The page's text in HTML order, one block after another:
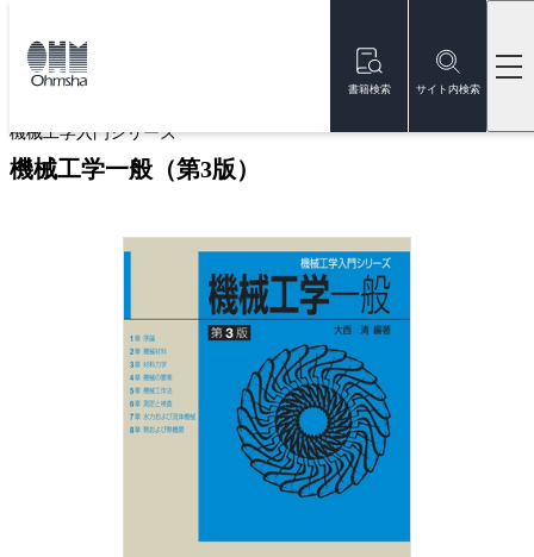
書籍検索 サイト内検索
トップ
機械工学入門シリーズ
機械工学一般（第3版）